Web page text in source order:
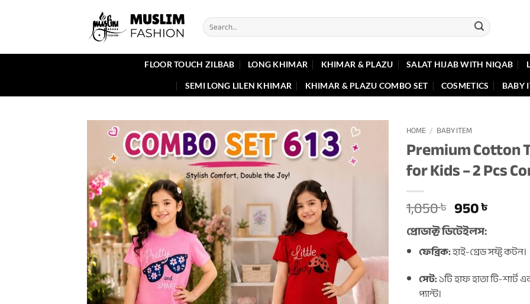
Search
for:
FLOOR TOUCH ZILBAB LONG KHIMAR KHIMAR & PLAZU SALAT HIJAB WITH NIQAB
SEMI LONG LILEN KHIMAR KHIMAR & PLAZU COMBO SET COSMETICS BABY
HOME / BABY ITEM
Premium Cotton
for Kids – 2 Pcs
1,050৳ Original
price
was:
1,050 ৳ .
950৳
950 ৳ .
প্রোডাক্ট ডিটেইলস:
ফেব্রিক:হাই-গ্রেড সফ্ট কটন।
সেট:১টি হাফ হাতা টি-শার্ট
প্যান্ট।